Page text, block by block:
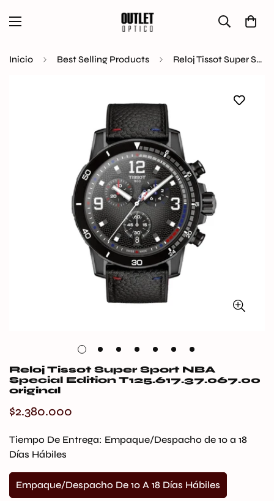
Inicio Best Selling Products Reloj Tissot Super Sport NBA Special Edition T125.617.37.067.00 original
Reloj Tissot Super Sport NBA
Special Edition T125.617.37.067.00
original
Precio
$2.380.000
Tiempo De Entrega: Empaque/Despacho de 10 a 18
Días Hábiles
Empaque/Despacho De 10 A 18 Días Hábiles
Variante